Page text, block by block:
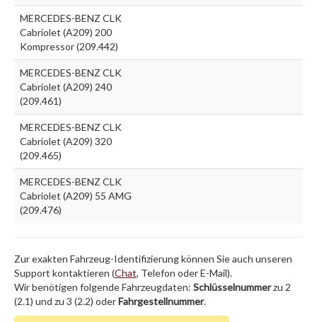
MERCEDES-BENZ CLK
Cabriolet (A209) 200
Kompressor (209.442)
MERCEDES-BENZ CLK
Cabriolet (A209) 240
(209.461)
MERCEDES-BENZ CLK
Cabriolet (A209) 320
(209.465)
MERCEDES-BENZ CLK
Cabriolet (A209) 55 AMG
(209.476)
Zur exakten Fahrzeug-Identifizierung können Sie auch unseren
Support kontaktieren (Chat, Telefon oder E-Mail).
Wir benötigen folgende Fahrzeugdaten: Schlüsselnummerzu 2
(2.1) und zu 3 (2.2) oderFahrgestellnummer.